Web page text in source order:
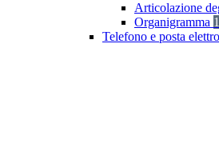
Articolazione
Organigramma 1
Telefono e posta